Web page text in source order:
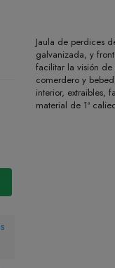
Jaula de perdices
galvanizada, y
facilitar la visión
comerdero y
interior, extraibles,
material de 1ª